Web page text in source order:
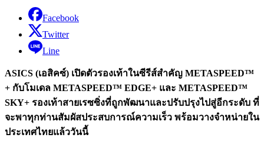
Facebook
Twitter
Line
ASICS (เอสิคซ์) เปิดตัวรองเท้าในซีรีส์สำคัญ METASPEED™
+ กับโมเดล METASPEED™ EDGE+ และ METASPEED™
SKY+ รองเท้าสายเรซซิ่งที่ถูกพัฒนาและปรับปรุงไปสู่อีกระดับ ที่
จะพาทุกท่านสัมผัสประสบการณ์ความเร็ว พร้อมวางจำหน่ายใน
ประเทศไทยแล้ววันนี้